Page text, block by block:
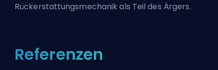
Rückerstattungsmechanik als Teil des Ärgers.
Referenzen